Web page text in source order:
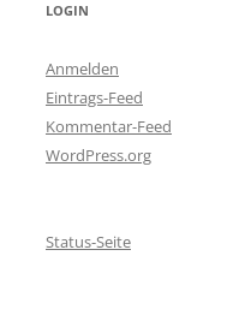
LOGIN
Anmelden
Eintrags-Feed
Kommentar-Feed
WordPress.org
Status-Seite